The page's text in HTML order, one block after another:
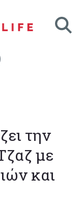
την
με
και